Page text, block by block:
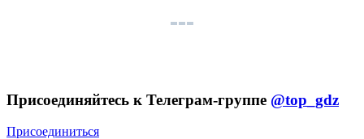
Присоединяйтесь к Телеграм-группе @top_gdz
Присоединиться